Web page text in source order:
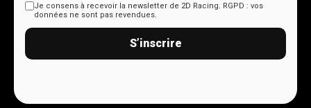
Je consens à recevoir la newsletter de 2D Racing. RGPD : vos
données ne sont pas revendues.
S’inscrire